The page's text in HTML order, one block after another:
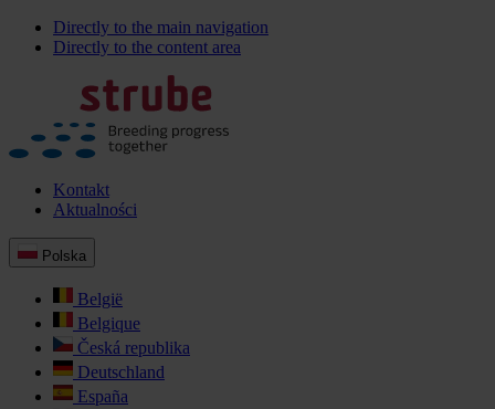
Directly to the main navigation
Directly to the content area
Kontakt
Aktualności
Polska
België
Belgique
Česká republika
Deutschland
España